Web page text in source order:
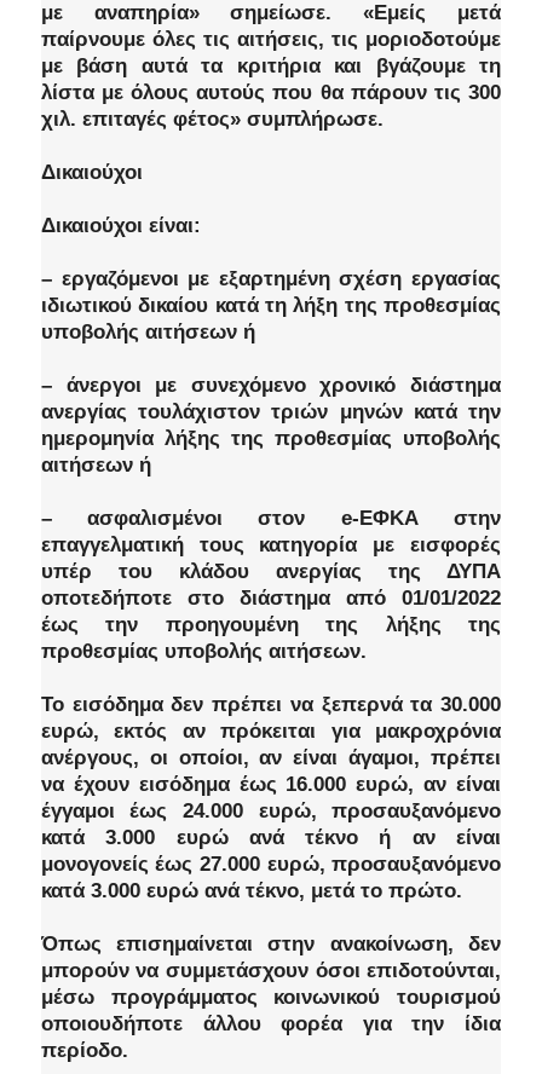
με αναπηρία» σημείωσε. «Εμείς μετά
παίρνουμε όλες τις αιτήσεις, τις μοριοδοτούμε
με βάση αυτά τα κριτήρια και βγάζουμε τη
λίστα με όλους αυτούς που θα πάρουν τις 300
χιλ. επιταγές φέτος» συμπλήρωσε.
Δικαιούχοι
Δικαιούχοι είναι:
– εργαζόμενοι με εξαρτημένη σχέση εργασίας
ιδιωτικού δικαίου κατά τη λήξη της προθεσμίας
υποβολής αιτήσεων ή
– άνεργοι με συνεχόμενο χρονικό διάστημα
ανεργίας τουλάχιστον τριών μηνών κατά την
ημερομηνία λήξης της προθεσμίας υποβολής
αιτήσεων ή
– ασφαλισμένοι στον e-EΦΚΑ στην
επαγγελματική τους κατηγορία με εισφορές
υπέρ του κλάδου ανεργίας της ΔΥΠΑ
οποτεδήποτε στο διάστημα από 01/01/2022
έως την προηγουμένη της λήξης της
προθεσμίας υποβολής αιτήσεων.
Το εισόδημα δεν πρέπει να ξεπερνά τα 30.000
ευρώ, εκτός αν πρόκειται για μακροχρόνια
ανέργους, οι οποίοι, αν είναι άγαμοι, πρέπει
να έχουν εισόδημα έως 16.000 ευρώ, αν είναι
έγγαμοι έως 24.000 ευρώ, προσαυξανόμενο
κατά 3.000 ευρώ ανά τέκνο ή αν είναι
μονογονείς έως 27.000 ευρώ, προσαυξανόμενο
κατά 3.000 ευρώ ανά τέκνο, μετά το πρώτο.
Όπως επισημαίνεται στην ανακοίνωση, δεν
μπορούν να συμμετάσχουν όσοι επιδοτούνται,
μέσω προγράμματος κοινωνικού τουρισμού
οποιουδήποτε άλλου φορέα για την ίδια
περίοδο.